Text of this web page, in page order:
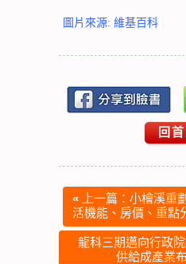
圖片來源: 維基百科
回
« 上一篇：小檜溪重
活機能、房價、重點
龍科三期邁向行政
供給成產業